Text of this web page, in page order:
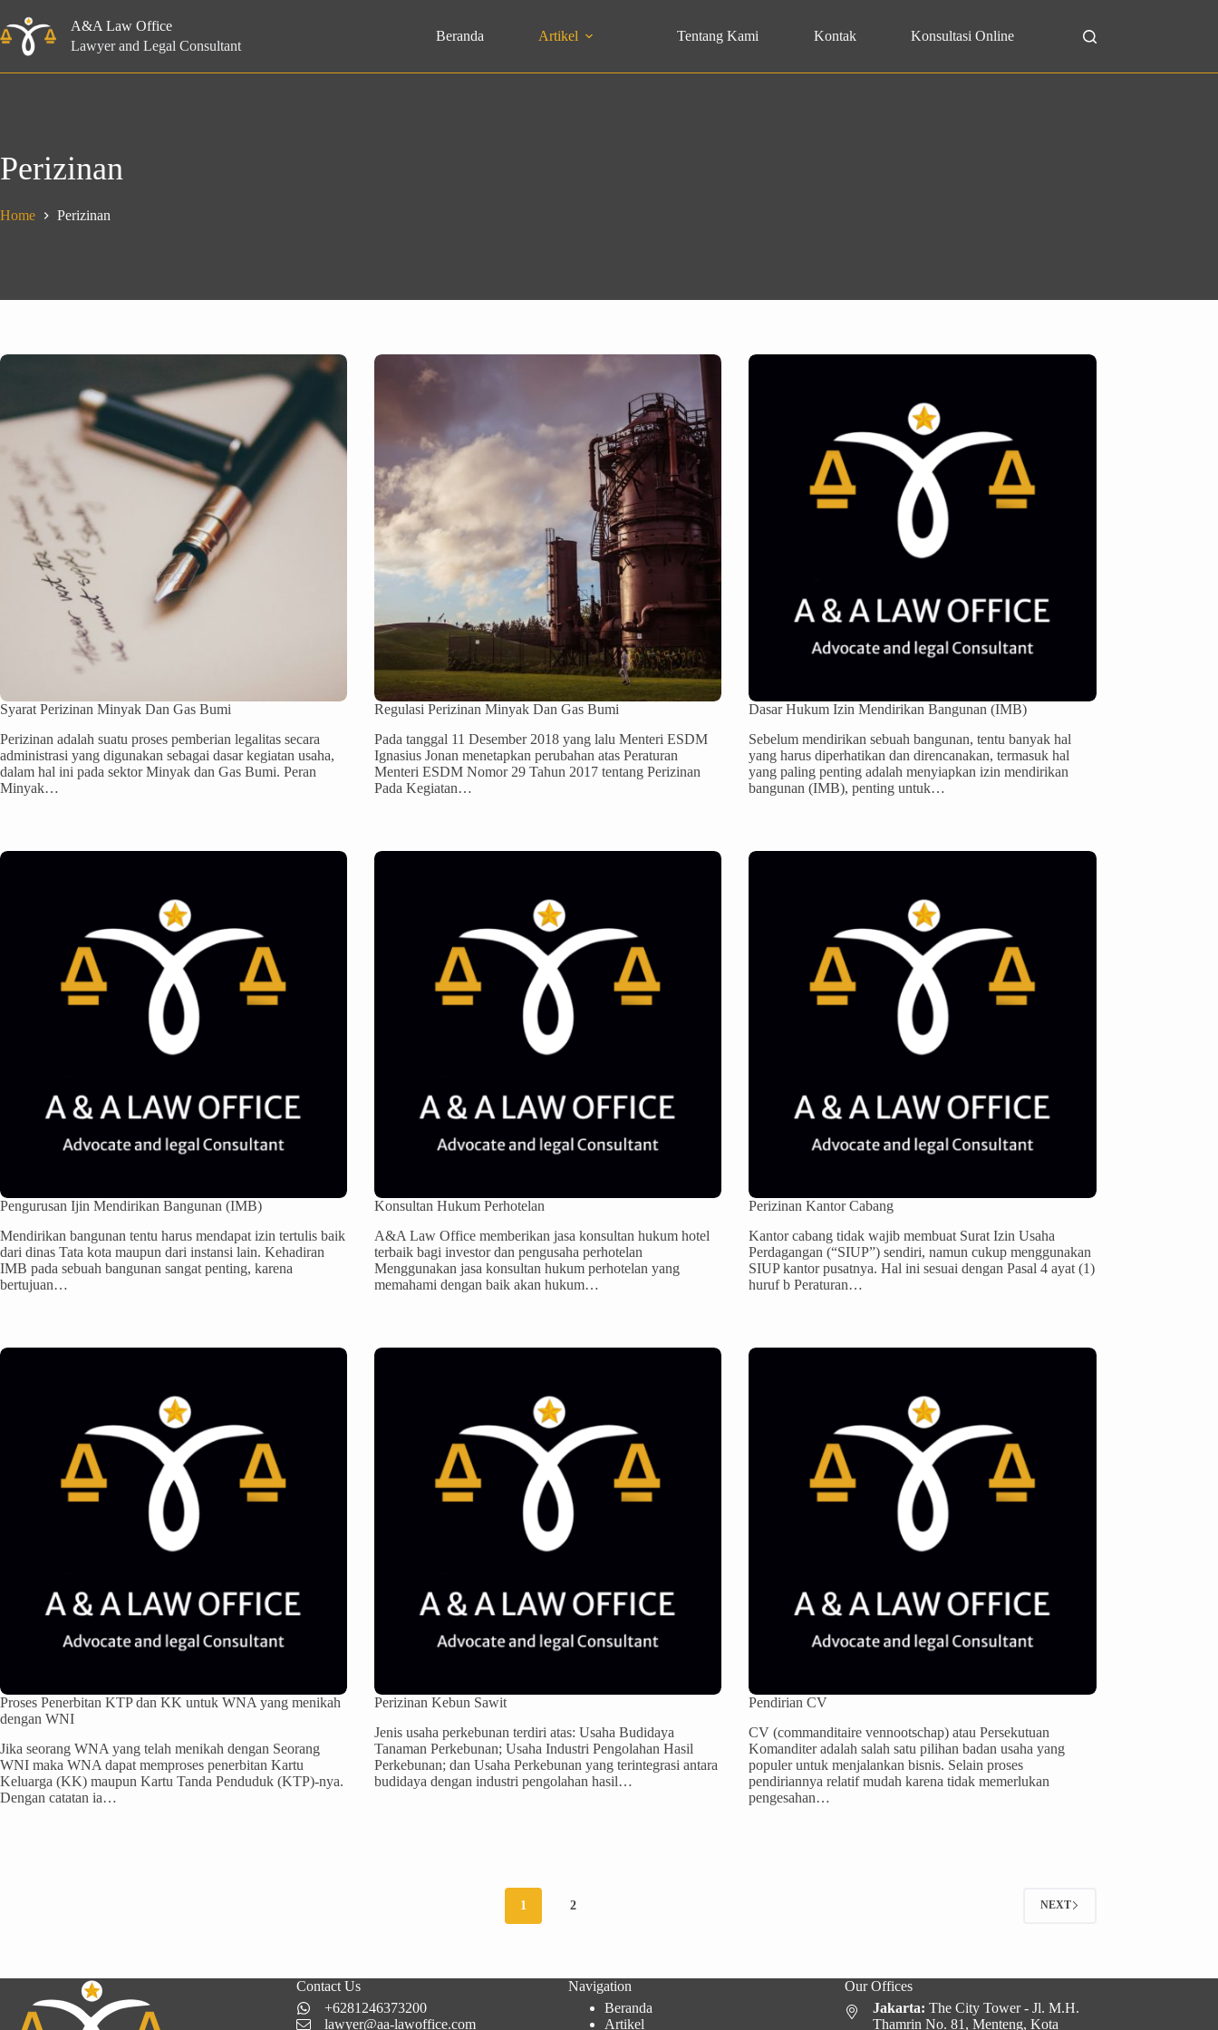
to
content
A&A Law Office
Lawyer and Legal Consultant
Beranda Artikel Tentang Kami Kontak Konsultasi Online
Perizinan
Home Perizinan
Syarat Perizinan Minyak Dan Gas Bumi
Perizinan adalah suatu proses pemberian legalitas secara
administrasi yang digunakan sebagai dasar kegiatan usaha,
dalam hal ini pada sektor Minyak dan Gas Bumi. Peran
Minyak…
Regulasi Perizinan Minyak Dan Gas Bumi
Pada tanggal 11 Desember 2018 yang lalu Menteri ESDM
Ignasius Jonan menetapkan perubahan atas Peraturan
Menteri ESDM Nomor 29 Tahun 2017 tentang Perizinan
Pada Kegiatan…
Dasar Hukum Izin Mendirikan Bangunan (IMB)
Sebelum mendirikan sebuah bangunan, tentu banyak hal
yang harus diperhatikan dan direncanakan, termasuk hal
yang paling penting adalah menyiapkan izin mendirikan
bangunan (IMB), penting untuk…
Pengurusan Ijin Mendirikan Bangunan (IMB)
Mendirikan bangunan tentu harus mendapat izin tertulis baik
dari dinas Tata kota maupun dari instansi lain. Kehadiran
IMB pada sebuah bangunan sangat penting, karena
bertujuan…
Konsultan Hukum Perhotelan
A&A Law Office memberikan jasa konsultan hukum hotel
terbaik bagi investor dan pengusaha perhotelan
Menggunakan jasa konsultan hukum perhotelan yang
memahami dengan baik akan hukum…
Perizinan Kantor Cabang
Kantor cabang tidak wajib membuat Surat Izin Usaha
Perdagangan (“SIUP”) sendiri, namun cukup menggunakan
SIUP kantor pusatnya. Hal ini sesuai dengan Pasal 4 ayat (1)
huruf b Peraturan…
Proses Penerbitan KTP dan KK untuk WNA yang menikah
dengan WNI
Jika seorang WNA yang telah menikah dengan Seorang
WNI maka WNA dapat memproses penerbitan Kartu
Keluarga (KK) maupun Kartu Tanda Penduduk (KTP)-nya.
Dengan catatan ia…
Perizinan Kebun Sawit
Jenis usaha perkebunan terdiri atas: Usaha Budidaya
Tanaman Perkebunan; Usaha Industri Pengolahan Hasil
Perkebunan; dan Usaha Perkebunan yang terintegrasi antara
budidaya dengan industri pengolahan hasil…
Pendirian CV
CV (commanditaire vennootschap) atau Persekutuan
Komanditer adalah salah satu pilihan badan usaha yang
populer untuk menjalankan bisnis. Selain proses
pendiriannya relatif mudah karena tidak memerlukan
pengesahan…
1 2 NEXT
Contact Us
+6281246373200
lawyer@aa-lawoffice.com
Navigation
Beranda
Artikel
Our Offices
Jakarta: The City Tower - Jl. M.H.
Thamrin No. 81, Menteng, Kota